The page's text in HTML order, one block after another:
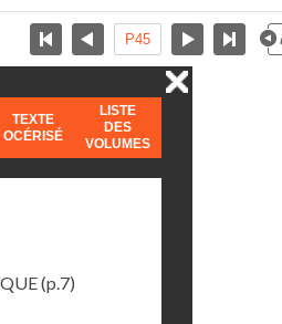
TEXTE
OCÉRISÉ
LISTE
DES
VOLUMES
(p.7)